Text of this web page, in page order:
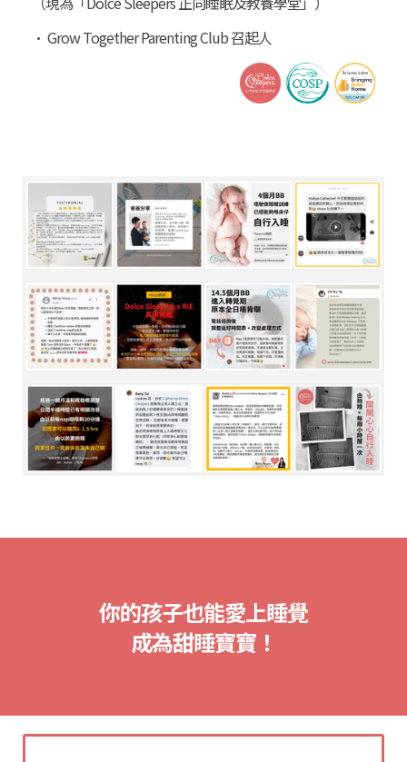
• Grow Together Parenting Club 召起人
你的孩子也能愛上睡覺
成為甜睡寶寶！